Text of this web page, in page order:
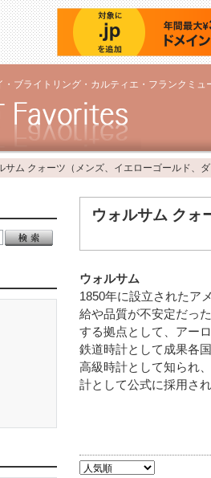
・ブライトリング・カルティエ・フランクミ
サム クォーツ（メンズ、イエローゴールド、
ウォルサム クォ
ウォルサム
1850年に設立されたア
給や品質が不安定だっ
する拠点として、アー
鉄道時計として成果各
高級時計として知られ
計として公式に採用さ